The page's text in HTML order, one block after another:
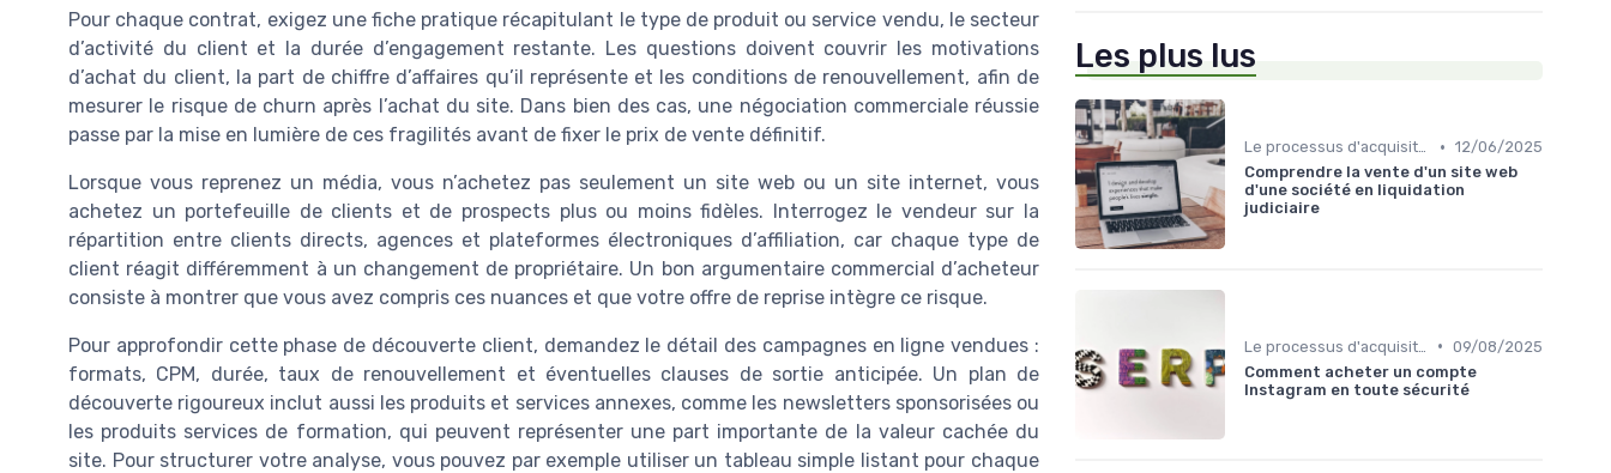
Pour chaque contrat, exigez une fiche pratique récapitulant le type de produit ou service vendu, le secteur
d’activité du client et la durée d’engagement restante. Les questions doivent couvrir les motivations
d’achat du client, la part de chiffre d’affaires qu’il représente et les conditions de renouvellement, afin de
mesurer le risque de churn après l’achat du site. Dans bien des cas, une négociation commerciale réussie
passe par la mise en lumière de ces fragilités avant de fixer le prix de vente définitif.
Lorsque vous reprenez un média, vous n’achetez pas seulement un site web ou un site internet, vous
achetez un portefeuille de clients et de prospects plus ou moins fidèles. Interrogez le vendeur sur la
répartition entre clients directs, agences et plateformes électroniques d’affiliation, car chaque type de
client réagit différemment à un changement de propriétaire. Un bon argumentaire commercial d’acheteur
consiste à montrer que vous avez compris ces nuances et que votre offre de reprise intègre ce risque.
Pour approfondir cette phase de découverte client, demandez le détail des campagnes en ligne vendues :
formats, CPM, durée, taux de renouvellement et éventuelles clauses de sortie anticipée. Un plan de
découverte rigoureux inclut aussi les produits et services annexes, comme les newsletters sponsorisées ou
les produits services de formation, qui peuvent représenter une part importante de la valeur cachée du
site. Pour structurer votre analyse, vous pouvez par exemple utiliser un tableau simple listant pour chaque
Les plus lus
Le processus d'acquisition • 12/06/2025
Comprendre la vente d'un site web
d'une société en liquidation
judiciaire
• 09/08/2025
Comment acheter un compte
Instagram en toute sécurité